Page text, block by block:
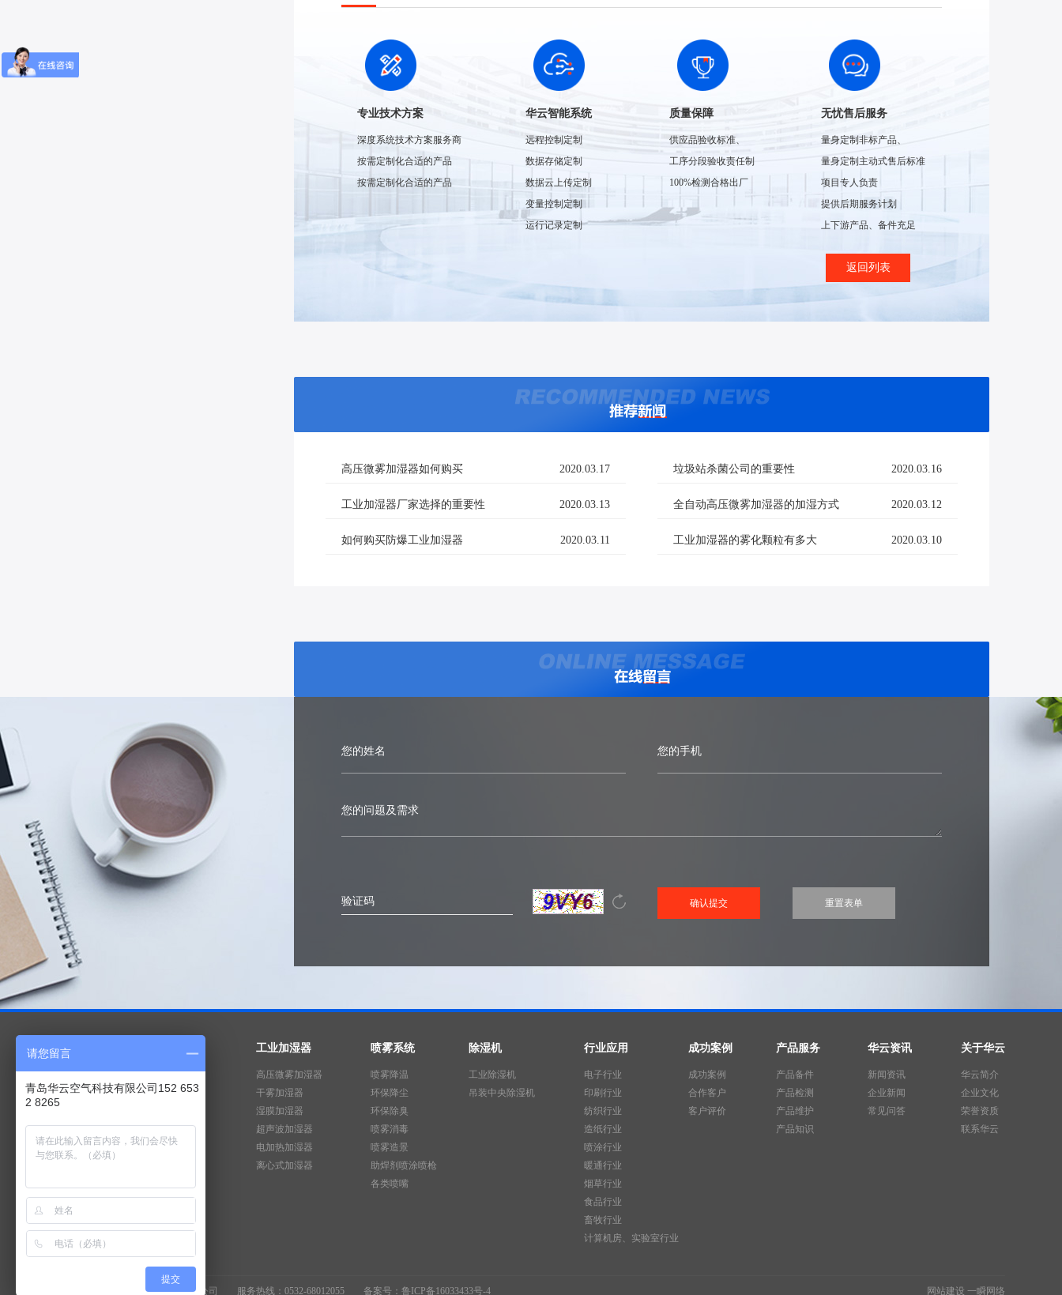
专业技术方案
深度系统技术方案服务商
按需定制化合适的产品
按需定制化合适的产品
华云智能系统
远程控制定制
数据存储定制
数据云上传定制
变量控制定制
运行记录定制
质量保障
供应品验收标准、
工序分段验收责任制
100%检测合格出厂
无忧售后服务
量身定制非标产品、
量身定制主动式售后标准
项目专人负责
提供后期服务计划
上下游产品、备件充足
返回列表
高压微雾加湿器如何购买 2020.03.17 垃圾站杀菌公司的重要性 2020.03.16
工业加湿器厂家选择的重要性 2020.03.13 全自动高压微雾加湿器的加湿方式 2020.03.12
如何购买防爆工业加湿器 2020.03.11 工业加湿器的雾化颗粒有多大 2020.03.10
关注华云微信公众号
工业加湿器
高压微雾加湿器
干雾加湿器
湿膜加湿器
超声波加湿器
电加热加湿器
离心式加湿器
喷雾系统
喷雾降温
环保降尘
环保除臭
喷雾消毒
喷雾造景
助焊剂喷涂喷枪
各类喷嘴
除湿机
工业除湿机
吊装中央除湿机
行业应用
电子行业
印刷行业
纺织行业
造纸行业
喷涂行业
暖通行业
烟草行业
食品行业
畜牧行业
计算机房、实验室行业
成功案例
成功案例
合作客户
客户评价
产品服务
产品备件
产品检测
产品维护
产品知识
华云资讯
新闻资讯
企业新闻
常见问答
关于华云
华云简介
企业文化
荣誉资质
联系华云
版权所有 ©青岛华云空气科技有限公司 服务热线：0532-68012055 备案号： 鲁ICP备16033433号-4 网站建设 一瞬网络
请您留言
青岛华云空气科技有限公司152 653
2 8265
提交